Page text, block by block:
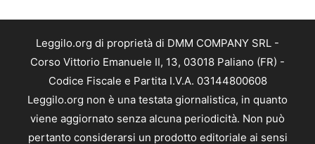
Leggilo.org di proprietà di DMM COMPANY SRL -
Corso Vittorio Emanuele II, 13, 03018 Paliano (FR) -
Codice Fiscale e Partita I.V.A. 03144800608
Leggilo.org non è una testata giornalistica, in quanto
viene aggiornato senza alcuna periodicità. Non può
pertanto considerarsi un prodotto editoriale ai sensi